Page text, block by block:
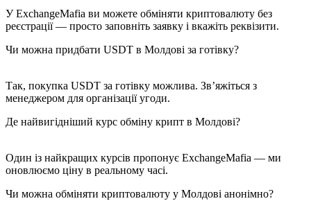
У ExchangeMafia ви можете обміняти криптовалюту без
реєстрації — просто заповніть заявку і вкажіть реквізити.
Чи можна придбати USDT в Молдові за готівку?
Так, покупка USDT за готівку можлива. Зв’яжіться з
менеджером для організації угоди.
Де найвигідніший курс обміну крипт в Молдові?
Один із найкращих курсів пропонує ExchangeMafia — ми
оновлюємо ціну в реальному часі.
Чи можна обміняти криптовалюту у Молдові анонімно?